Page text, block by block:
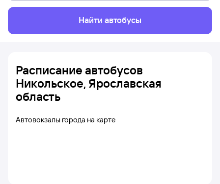
Найти автобусы
Расписание автобусов
Никольское, Ярославская
область
Автовокзалы города на карте